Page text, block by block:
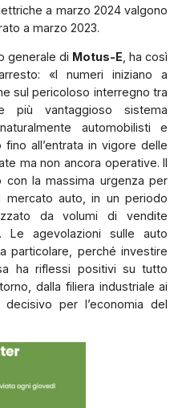
a marzo 2024 valgono
a marzo 2023.
generale di Motus-E , ha così
«I numeri iniziano a
sul pericoloso interregno tra
vantaggioso sistema
automobilisti e
fino all’entrata in vigore delle
ma non ancora operative. Il
con la massima urgenza per
mercato auto, in un periodo
da volumi di vendite
Le agevolazioni sulle auto
particolare, perché investire
ha riflessi positivi su tutto
dalla filiera industriale ai
per l’economia del